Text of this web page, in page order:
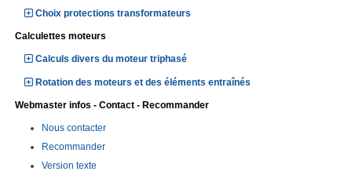
Choix protections transformateurs
Calculettes moteurs
Calculs divers du moteur triphasé
Rotation des moteurs et des éléments entraînés
Webmaster infos - Contact - Recommander
Nous contacter
Recommander
Version texte